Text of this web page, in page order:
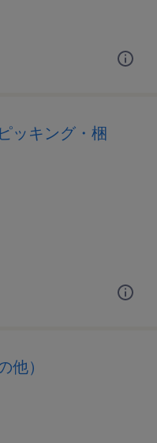
ッキング・梱
他）